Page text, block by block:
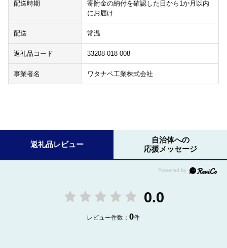
配送時期
寄附金の納付を確認した日から1か月以内
にお届け
配送 常温
返礼品コード 33208-018-008
事業者名 ワタナベ工業株式会社
返礼品レビュー
自治体への
応援メッセージ
0.0
レビュー件数：0件